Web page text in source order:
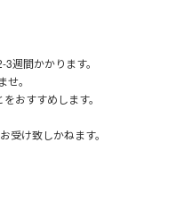
週間かかります。
。
おすすめします。
受け致しかねます。